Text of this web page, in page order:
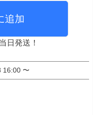
追加
日発送！
16:00 〜